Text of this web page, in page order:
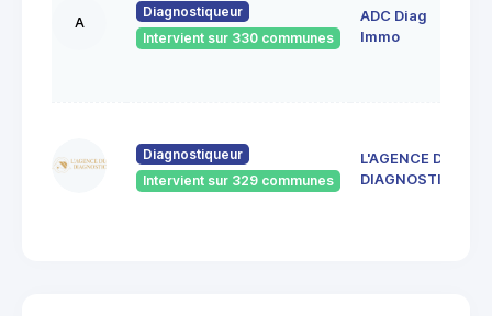
A
Diagnostiqueur
Intervient sur 330 communes
ADC Diag
Immo
Diagnostiqueur
Intervient sur 329 communes
L'AGENCE DU
DIAGNOSTIC